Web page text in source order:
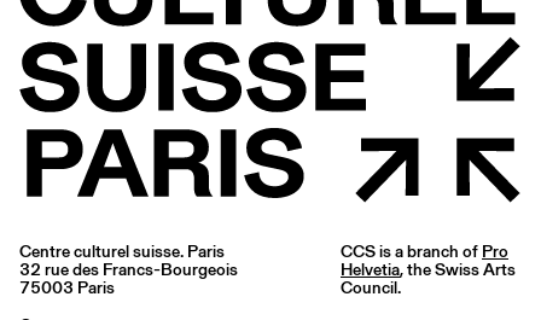
Centre culturel suisse. Paris
32 rue des Francs-Bourgeois
75003 Paris
CCS is a branch of Pro
Helvetia, the Swiss Arts
Council.